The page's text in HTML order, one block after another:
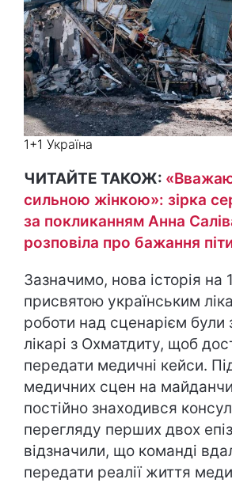
1+1 Україна
ЧИТАЙТЕ ТАКОЖ:
сильною жінкою»: зірка
за покликанням Анна
розповіла про бажання
Зазначимо, нова історія на
присвятою українським
роботи над сценарієм були
лікарі з Охматдиту, щоб
передати медичні кейси.
медичних сцен на
постійно знаходився
перегляду перших двох
відзначили, що команді
передати реалії життя